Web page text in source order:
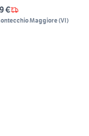
€
Maggiore(VI)